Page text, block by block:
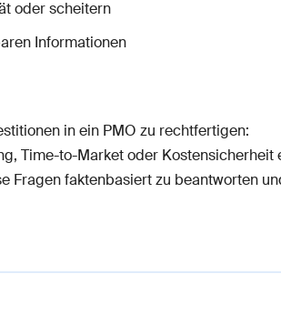
oder scheitern
Informationen
in ein PMO zu rechtfertigen:
Time-to-Market oder Kostensicherheit
Fragen faktenbasiert zu beantworten